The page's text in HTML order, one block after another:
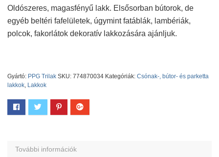
Oldószeres, magasfényű lakk. Elsősorban bútorok, de
egyéb beltéri fafelületek, úgymint fatáblák, lambériák,
polcok, fakorlátok dekoratív lakkozására ajánljuk.
Gyártó: PPG Trilak SKU: 774870034 Kategóriák: Csónak-, bútor- és parketta
lakkok, Lakkok
További információk